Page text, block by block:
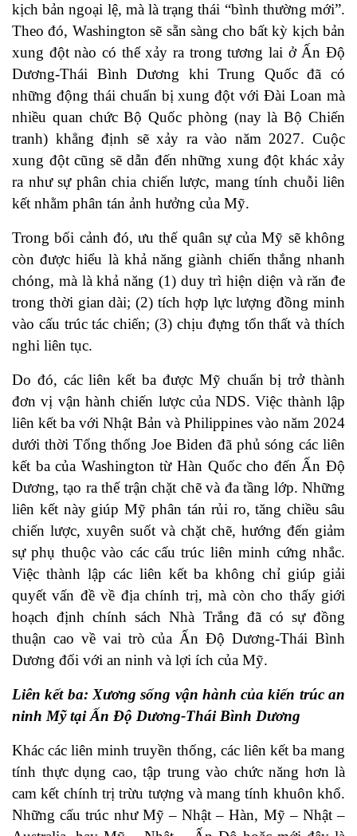
kịch bản ngoại lệ, mà là trạng thái “bình thường mới”.
Theo đó, Washington sẽ sẵn sàng cho bất kỳ kịch bản
xung đột nào có thể xảy ra trong tương lai ở Ấn Độ
Dương-Thái Bình Dương khi Trung Quốc đã có
những động thái chuẩn bị xung đột với Đài Loan mà
nhiều quan chức Bộ Quốc phòng (nay là Bộ Chiến
tranh) khẳng định sẽ xảy ra vào năm 2027. Cuộc
xung đột cũng sẽ dẫn đến những xung đột khác xảy
ra như sự phân chia chiến lược, mang tính chuỗi liên
kết nhằm phân tán ảnh hưởng của Mỹ.
Trong bối cảnh đó, ưu thế quân sự của Mỹ sẽ không
còn được hiểu là khả năng giành chiến thắng nhanh
chóng, mà là khả năng (1) duy trì hiện diện và răn đe
trong thời gian dài; (2) tích hợp lực lượng đồng minh
vào cấu trúc tác chiến; (3) chịu đựng tổn thất và thích
nghi liên tục.
Do đó, các liên kết ba được Mỹ chuẩn bị trở thành
đơn vị vận hành chiến lược của NDS. Việc thành lập
liên kết ba với Nhật Bản và Philippines vào năm 2024
dưới thời Tổng thống Joe Biden đã phủ sóng các liên
kết ba của Washington từ Hàn Quốc cho đến Ấn Độ
Dương, tạo ra thế trận chặt chẽ và đa tầng lớp. Những
liên kết này giúp Mỹ phân tán rủi ro, tăng chiều sâu
chiến lược, xuyên suốt và chặt chẽ, hướng đến giảm
sự phụ thuộc vào các cấu trúc liên minh cứng nhắc.
Việc thành lập các liên kết ba không chỉ giúp giải
quyết vấn đề về địa chính trị, mà còn cho thấy giới
hoạch định chính sách Nhà Trắng đã có sự đồng
thuận cao về vai trò của Ấn Độ Dương-Thái Bình
Dương đối với an ninh và lợi ích của Mỹ.
Liên kết ba: Xương sống vận hành của kiến trúc an
ninh Mỹ tại Ấn Độ Dương-Thái Bình Dương
Khác các liên minh truyền thống, các liên kết ba mang
tính thực dụng cao, tập trung vào chức năng hơn là
cam kết chính trị trừu tượng và mang tính khuôn khổ.
Những cấu trúc như Mỹ – Nhật – Hàn, Mỹ – Nhật –